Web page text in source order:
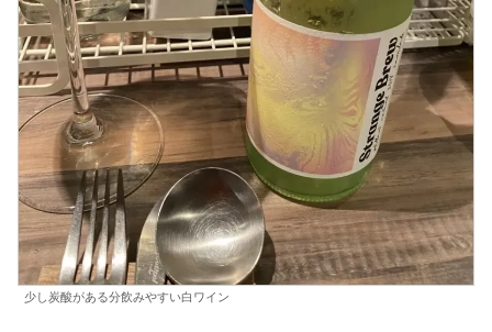
少し炭酸がある分飲みやすい白ワイン